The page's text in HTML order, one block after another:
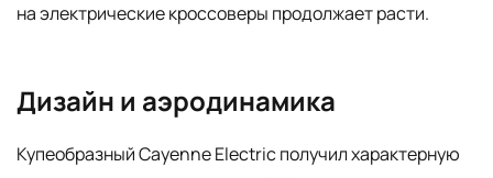
на электрические кроссоверы продолжает расти.
Дизайн и аэродинамика
Купеобразный Cayenne Electric получил характерную